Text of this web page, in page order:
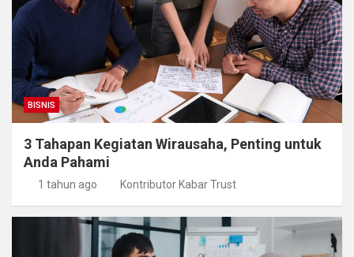
BISNIS
3 Tahapan Kegiatan Wirausaha, Penting untuk
Anda Pahami
1 tahun ago Kontributor Kabar Trust